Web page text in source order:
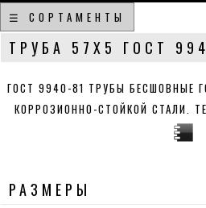
☰ СОРТАМЕНТЫ
ТРУБА 57Х5 ГОСТ
ГОСТ 9940-81 ТРУБЫ БЕСШОВНЫЕ
КОРРОЗИОННО-СТОЙКОЙ СТАЛИ.
РАЗМЕРЫ